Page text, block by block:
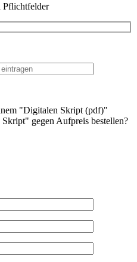
Pflichtfelder
"Digitalen Skript (pdf)"
gegen Aufpreis bestellen?